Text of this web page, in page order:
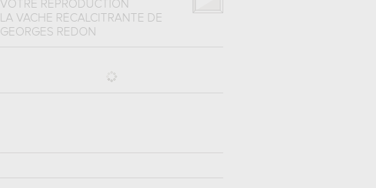
VOTRE REPRODUCTION
LA VACHE RÉCALCITRANTE DE
GEORGES REDON